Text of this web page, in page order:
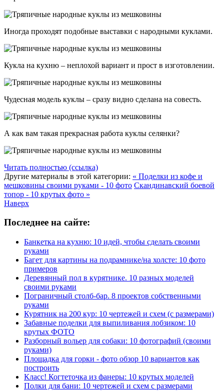
Иногда проходят подобные выставки с народными куклами.
Кукла на кухню – неплохой вариант и прост в изготовлении.
Чудесная модель куклы – сразу видно сделана на совесть.
А как вам такая прекрасная работа куклы селянки?
Читать полностью (ссылка)
Другие материалы в этой категории: « Поделки из кофе и
мешковины своими руками - 10 фото Скандинавский боевой
топор - 10 крутых фото »
Наверх
Последнее на сайте:
Банкетка на кухню: 10 идей, чтобы сделать своими
руками
Багет для картины на подрамнике/на холсте: 10 фото
примеров
Деревянный пол в курятнике. 10 разных моделей
своими руками
Пограничный столб-бар. 8 проектов собственными
руками
Курятник на 200 кур: 10 чертежей и схем (с размерами)
Забавные поделки для выпиливания лобзиком: 10
крутых ФОТО
Разборный вольер для собаки: 10 фотографий (своими
руками)
Площадка для горки - фото обзор 10 вариантов как
построить
Класс! Когтеточка из фанеры: 10 крутых моделей
Полки для бани: 10 чертежей и схем с размерами